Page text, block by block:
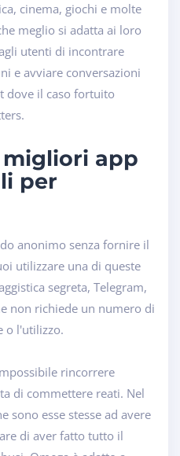
cinema, giochi e molte
meglio si adatta ai loro
utenti di incontrare
e avviare conversazioni
dove il caso fortuito
app
per
anonimo senza fornire il
utilizzare una di queste
segreta, Telegram,
non richiede un numero di
o l'utilizzo.
rincorrere
di commettere reati. Nel
sono esse stesse ad avere
di aver fatto tutto il